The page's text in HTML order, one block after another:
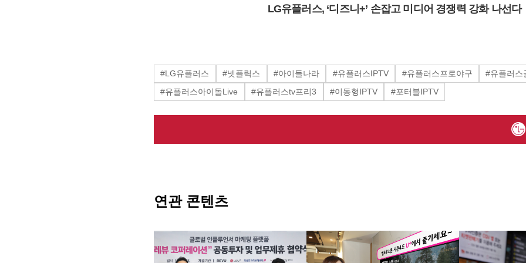
LG유플러스, ‘디즈니+’ 손잡고 미디어 경쟁력 강화 나선다
#LG유플러스 #넷플릭스 #아이들나라 #유플러스IPTV #유플러스프로야구
#유플러스
#유플러스아이돌Live
#유플러스tv프리3 #이동형IPTV #포터블IPTV
연관 콘텐츠